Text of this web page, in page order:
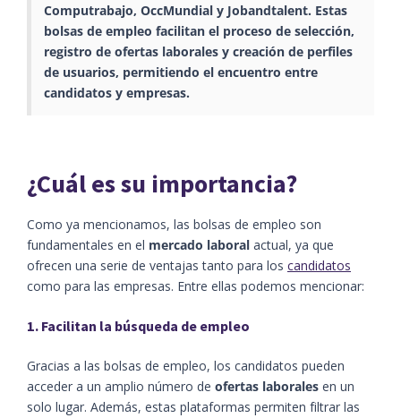
Computrabajo, OccMundial y Jobandtalent. Estas
bolsas de empleo facilitan el proceso de selección,
registro de ofertas laborales y creación de perfiles
de usuarios, permitiendo el encuentro entre
candidatos y empresas.
¿Cuál es su importancia?
Como ya mencionamos, las bolsas de empleo son
fundamentales en el mercado laboral actual, ya que
ofrecen una serie de ventajas tanto para los candidatos
como para las empresas. Entre ellas podemos mencionar:
1. Facilitan la búsqueda de empleo
Gracias a las bolsas de empleo, los candidatos pueden
acceder a un amplio número de ofertas laborales en un
solo lugar. Además, estas plataformas permiten filtrar las